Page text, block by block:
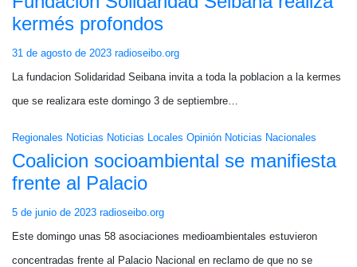
kermés profondos
31 de agosto de 2023 radioseibo.org
La fundacion Solidaridad Seibana invita a toda la poblacion a la kermes
que se realizara este domingo 3 de septiembre…
Regionales Noticias Noticias Locales Opinión Noticias Nacionales
Coalicion socioambiental se manifiesta
frente al Palacio
5 de junio de 2023 radioseibo.org
Este domingo unas 58 asociaciones medioambientales estuvieron
concentradas frente al Palacio Nacional en reclamo de que no se